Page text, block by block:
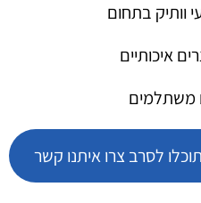
וותיק בתחום
איכותיים
משתלמים
לסרב צרו איתנו קשר